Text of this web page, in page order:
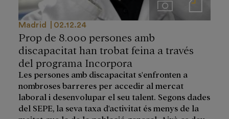
ImágenesNotas de prensa
Madrid 02.12.24
Prop de 8.000 persones amb
discapacitat han trobat feina a través
del programa Incorpora
Les persones amb discapacitat s'enfronten a
nombroses barreres per accedir al mercat
laboral i desenvolupar el seu talent. Segons dades
del SEPE, la seva taxa d'activitat és menys de la